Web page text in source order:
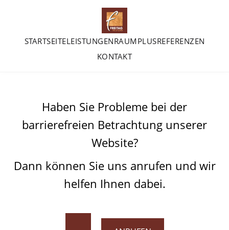
STARTSEITELEISTUNGENRAUMPLUSREFERENZEN
KONTAKT
Haben Sie Probleme bei der
barrierefreien Betrachtung unserer
Website?
Dann können Sie uns anrufen und wir
helfen Ihnen dabei.